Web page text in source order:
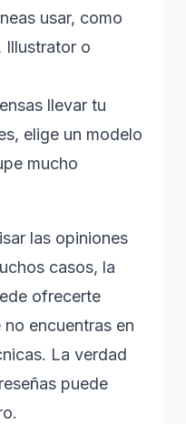
usar, como
Illustrator o
llevar tu
elige un modelo
mucho
las opiniones
casos, la
ofrecerte
encuentras en
La verdad
puede